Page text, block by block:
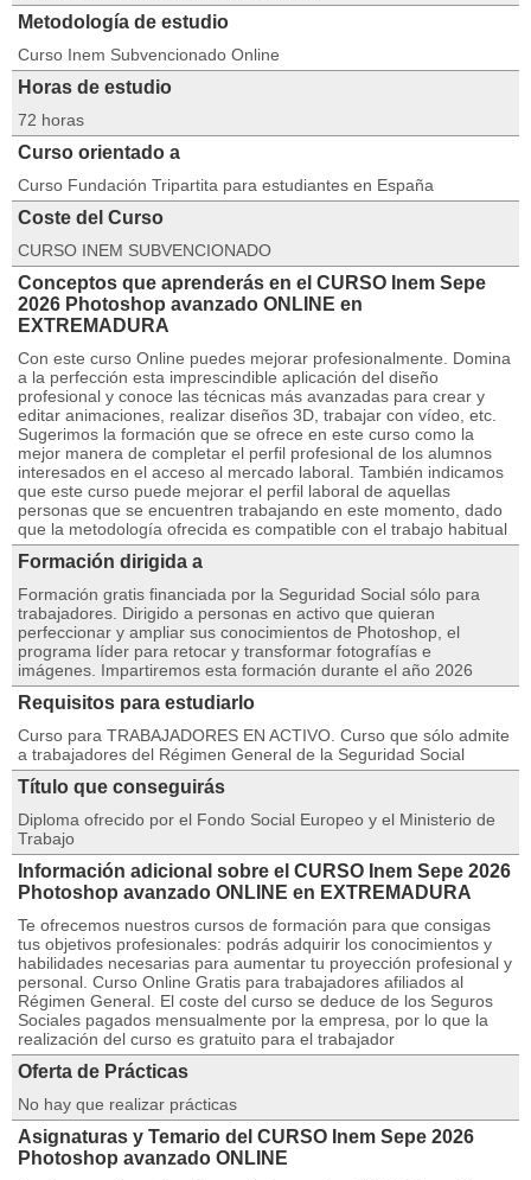
Metodología de estudio
Curso Inem Subvencionado Online
Horas de estudio
72 horas
Curso orientado a
Curso Fundación Tripartita para estudiantes en España
Coste del Curso
CURSO INEM SUBVENCIONADO
Conceptos que aprenderás en el CURSO Inem Sepe
2026 Photoshop avanzado ONLINE en
EXTREMADURA
Con este curso Online puedes mejorar profesionalmente. Domina
a la perfección esta imprescindible aplicación del diseño
profesional y conoce las técnicas más avanzadas para crear y
editar animaciones, realizar diseños 3D, trabajar con vídeo, etc.
Sugerimos la formación que se ofrece en este curso como la
mejor manera de completar el perfil profesional de los alumnos
interesados en el acceso al mercado laboral. También indicamos
que este curso puede mejorar el perfil laboral de aquellas
personas que se encuentren trabajando en este momento, dado
que la metodología ofrecida es compatible con el trabajo habitual
Formación dirigida a
Formación gratis financiada por la Seguridad Social sólo para
trabajadores. Dirigido a personas en activo que quieran
perfeccionar y ampliar sus conocimientos de Photoshop, el
programa líder para retocar y transformar fotografías e
imágenes. Impartiremos esta formación durante el año 2026
Requisitos para estudiarlo
Curso para TRABAJADORES EN ACTIVO. Curso que sólo admite
a trabajadores del Régimen General de la Seguridad Social
Título que conseguirás
Diploma ofrecido por el Fondo Social Europeo y el Ministerio de
Trabajo
Información adicional sobre el CURSO Inem Sepe 2026
Photoshop avanzado ONLINE en EXTREMADURA
Te ofrecemos nuestros cursos de formación para que consigas
tus objetivos profesionales: podrás adquirir los conocimientos y
habilidades necesarias para aumentar tu proyección profesional y
personal. Curso Online Gratis para trabajadores afiliados al
Régimen General. El coste del curso se deduce de los Seguros
Sociales pagados mensualmente por la empresa, por lo que la
realización del curso es gratuito para el trabajador
Oferta de Prácticas
No hay que realizar prácticas
Asignaturas y Temario del CURSO Inem Sepe 2026
Photoshop avanzado ONLINE